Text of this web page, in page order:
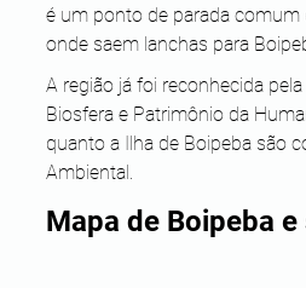
é um ponto de parada
onde saem lanchas para
A região já foi reconhecida
Biosfera e Patrimônio da
quanto a Ilha de Boipeba são
Ambiental.
Mapa de Boipeba